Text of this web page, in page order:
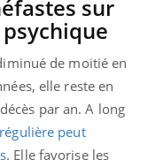
sur
de moitié en
elle reste en
par an. A long
peut
. Elle favorise les